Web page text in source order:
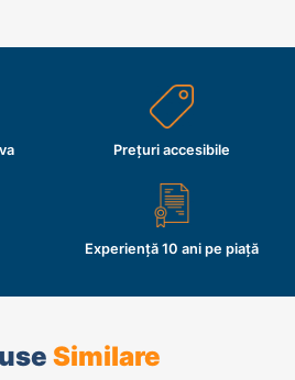
Prețuri accesibile
Experiență 10 ani pe piață
Similare